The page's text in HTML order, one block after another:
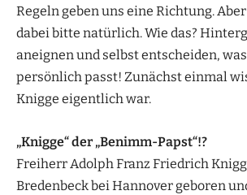
Regeln geben uns eine Richtung.
dabei bitte natürlich. Wie das?
aneignen und selbst entscheiden,
persönlich passt! Zunächst einmal
Knigge eigentlich war.
„Knigge“ der „Benimm-Papst“!?
Freiherr Adolph Franz Friedrich
Bredenbeck bei Hannover geboren